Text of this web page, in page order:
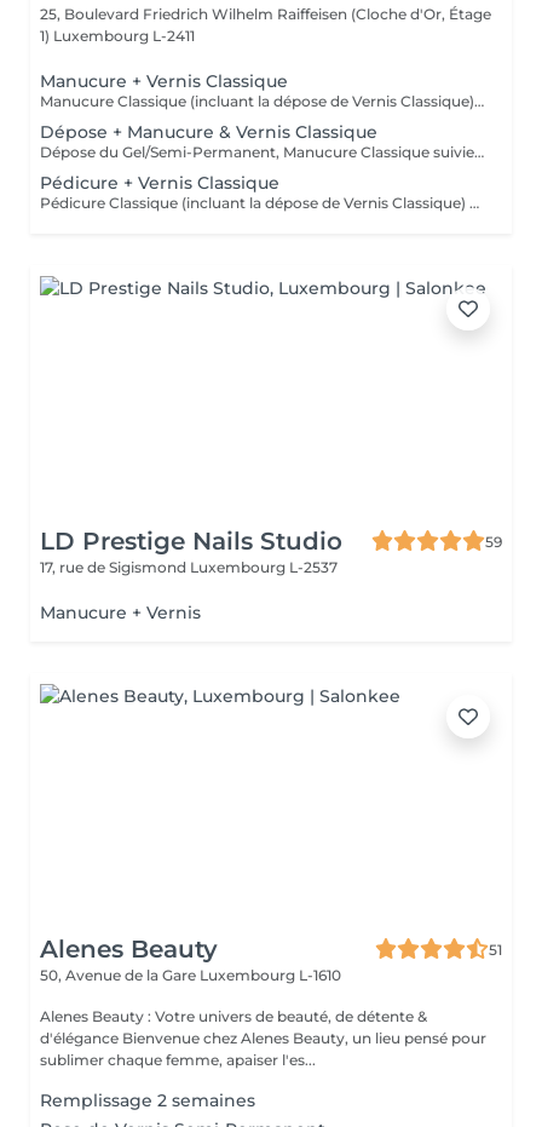
25, Boulevard Friedrich Wilhelm Raiffeisen (Cloche d'Or, Étage
1) Luxembourg L-2411
Manucure + Vernis Classique
Manucure Classique (incluant la dépose de Vernis Classique), suivie de l'application d'un Vernis Classique. Idéal pour une tenue courte et un changement de couleur facile.
Dépose + Manucure & Vernis Classique
Dépose du Gel/Semi-Permanent, Manucure Classique suivie de l'application d'un Vernis Classique. Idéal pour une tenue courte et un changement de couleur facile.
Pédicure + Vernis Classique
Pédicure Classique (incluant la dépose de Vernis Classique) suivie de l'application d'un Vernis Classique. Idéal pour une tenue courte et un changement de couleur facile.
LD Prestige Nails Studio
59
17, rue de Sigismond Luxembourg L-2537
Manucure + Vernis
Alenes Beauty
51
50, Avenue de la Gare Luxembourg L-1610
Alenes Beauty : Votre univers de beauté, de détente &
d'élégance Bienvenue chez Alenes Beauty, un lieu pensé pour
sublimer chaque femme, apaiser l'es...
Remplissage 2 semaines